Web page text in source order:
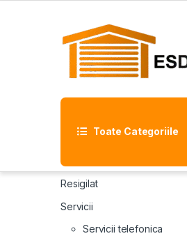
Toate Categoriile
Resigilat
Servicii
Servicii telefonica